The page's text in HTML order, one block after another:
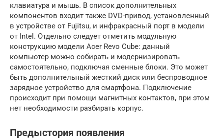
клавиатура и мышь. В список дополнительных
компонентов входит также DVD-привод, установленный
в устройстве от Fujitsu, и инфракрасный порт в модели
от Intel. Отдельно следует отметить модульную
конструкцию модели Acer Revo Cube: данный
компьютер можно собирать и модернизировать
самостоятельно, подключая сменные блоки. Это может
быть дополнительный жесткий диск или беспроводное
зарядное устройство для смартфона. Подключение
происходит при помощи магнитных контактов, при этом
нет необходимости разбирать корпус.
Предыстория появления